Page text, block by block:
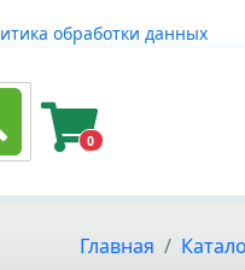
обработки данных
0
Главная